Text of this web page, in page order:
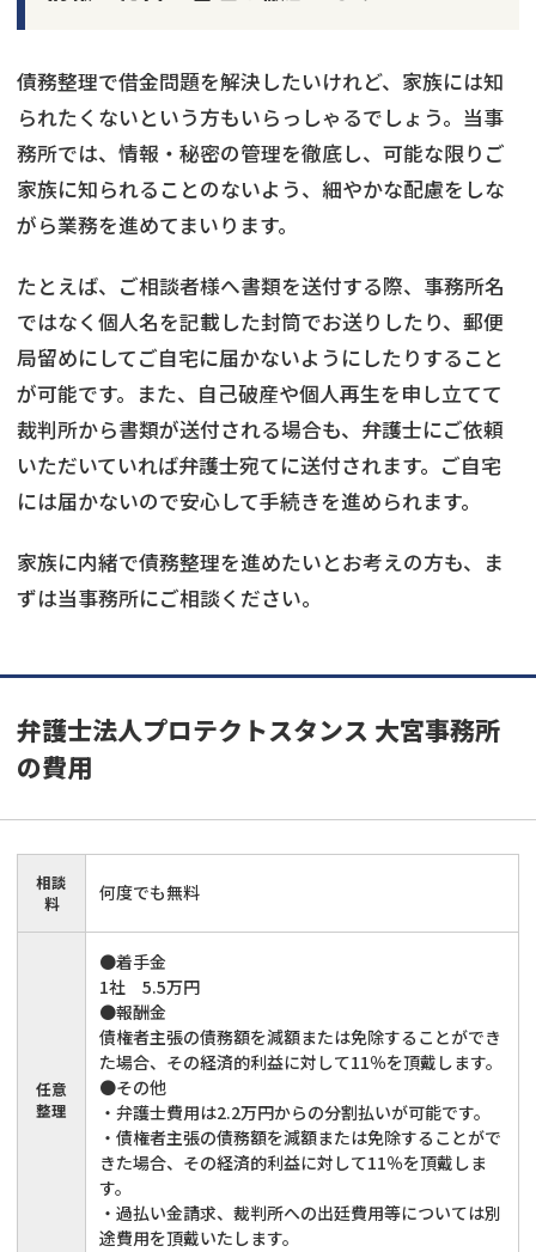
債務整理で借金問題を解決したいけれど、家族には知
られたくないという方もいらっしゃるでしょう。当事
務所では、情報・秘密の管理を徹底し、可能な限りご
家族に知られることのないよう、細やかな配慮をしな
がら業務を進めてまいります。
たとえば、ご相談者様へ書類を送付する際、事務所名
ではなく個人名を記載した封筒でお送りしたり、郵便
局留めにしてご自宅に届かないようにしたりすること
が可能です。また、自己破産や個人再生を申し立てて
裁判所から書類が送付される場合も、弁護士にご依頼
いただいていれば弁護士宛てに送付されます。ご自宅
には届かないので安心して手続きを進められます。
家族に内緒で債務整理を進めたいとお考えの方も、ま
ずは当事務所にご相談ください。
弁護士法人プロテクトスタンス 大宮事務所
の費用
相談
料
何度でも無料
任意
整理
●着手金
1社 5.5万円
●報酬金
債権者主張の債務額を減額または免除することができ
た場合、その経済的利益に対して11％を頂戴します。
●その他
・弁護士費用は2.2万円からの分割払いが可能です。
・債権者主張の債務額を減額または免除することがで
きた場合、その経済的利益に対して11％を頂戴しま
す。
・過払い金請求、裁判所への出廷費用等については別
途費用を頂戴いたします。